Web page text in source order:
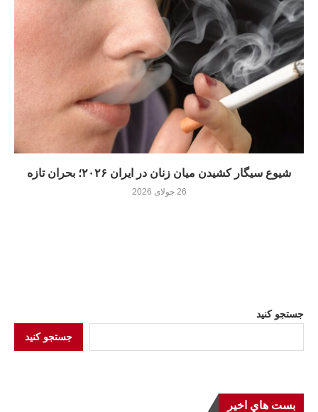
شیوع سیگار کشیدن میان زنان در ایران ۲۰۲۶؛ بحران تازه
26 جولای 2026
جستجو کنید
جستجو کنید
بست هاي اخير